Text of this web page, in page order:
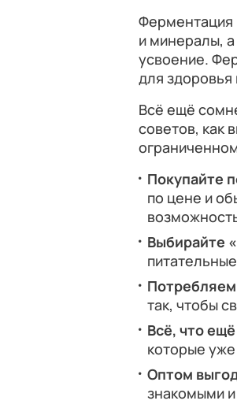
Ферментация
и минералы,
усвоение.
для
Всё ещё
советов, как
Покупайте
по цене и
Выбирайте
так, чтобы
Всё, что
которые уже
Оптом
знакомыми